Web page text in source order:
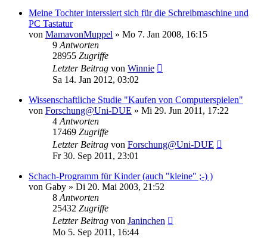
Meine Tochter interssiert sich für die Schreibmaschine und
PC Tastatur
von MamavonMuppel » Mo 7. Jan 2008, 16:15
9 Antworten
28955 Zugriffe
Letzter Beitrag von Winnie
Sa 14. Jan 2012, 03:02
Wissenschaftliche Studie "Kaufen von Computerspielen"
von Forschung@Uni-DUE » Mi 29. Jun 2011, 17:22
4 Antworten
17469 Zugriffe
Letzter Beitrag von Forschung@Uni-DUE
Fr 30. Sep 2011, 23:01
Schach-Programm für Kinder (auch "kleine" ;-) )
von Gaby » Di 20. Mai 2003, 21:52
8 Antworten
25432 Zugriffe
Letzter Beitrag von Janinchen
Mo 5. Sep 2011, 16:44